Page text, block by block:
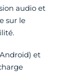
audio et
sur le
et